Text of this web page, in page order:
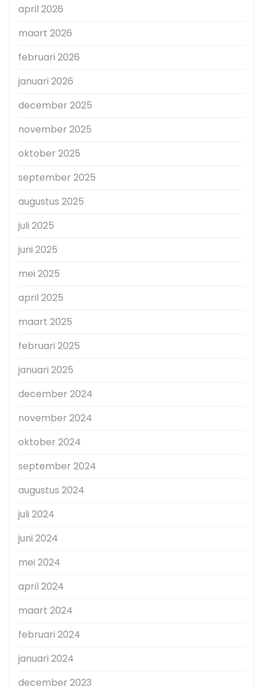
april 2026
maart 2026
februari 2026
januari 2026
december 2025
november 2025
oktober 2025
september 2025
augustus 2025
juli 2025
juni 2025
mei 2025
april 2025
maart 2025
februari 2025
januari 2025
december 2024
november 2024
oktober 2024
september 2024
augustus 2024
juli 2024
juni 2024
mei 2024
april 2024
maart 2024
februari 2024
januari 2024
december 2023